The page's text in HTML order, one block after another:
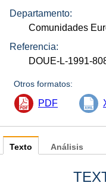
Departamento:
Comunidades
Referencia:
DOUE-L-1991-
Otros formatos:
PDF
Texto Análisis